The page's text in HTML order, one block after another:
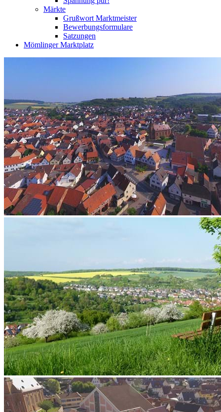
Märkte
Grußwort Marktmeister
Bewerbungsformulare
Satzungen
Mömlinger Marktplatz